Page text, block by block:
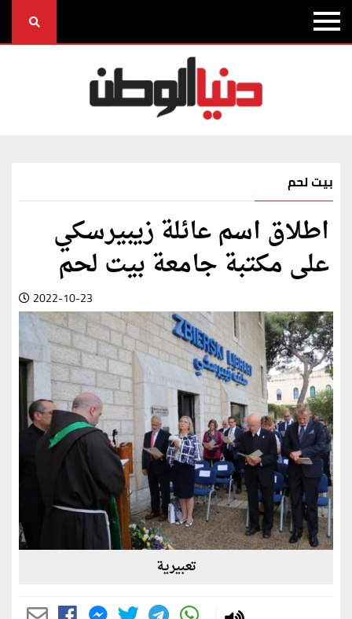
بيت لحم
اطلاق اسم عائلة زيبيرسكي
على مكتبة جامعة بيت لحم
2022-10-23
تعبيرية